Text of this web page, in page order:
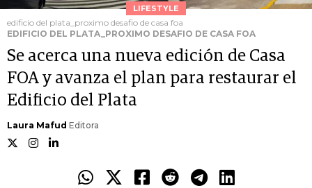
LIFESTYLE
edificio del plata_proximo desafio de casa foa
EDIFICIO DEL PLATA_PROXIMO DESAFIO DE CASA FOA
Se acerca una nueva edición de Casa
FOA y avanza el plan para restaurar el
Edificio del Plata
Laura Mafud Editora